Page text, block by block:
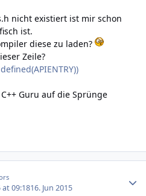
nicht existiert ist mir schon
ist.
diese zu laden?
Zeile?
Guru auf die Sprünge
at 09:1816. Jun 2015